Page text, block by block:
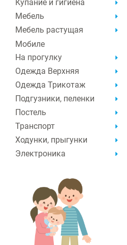
Купание и гигиена
Мебель
Мебель растущая
Мобиле
На прогулку
Одежда Верхняя
Одежда Трикотаж
Подгузники, пеленки
Постель
Транспорт
Ходунки, прыгунки
Электроника